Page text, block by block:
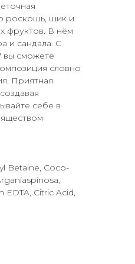
роскошь, шик и
фруктов. В нём
и сандала. С
сможете
словно
Приятная
себе в
Betaine, Coco-
EDTA, Citric Acid,